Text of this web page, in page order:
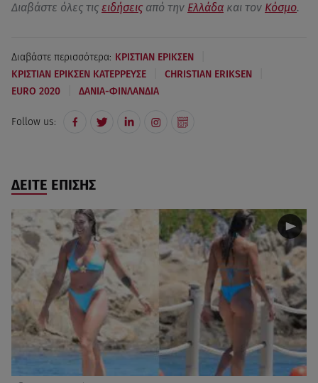
Διαβάστε όλες τις ειδήσεις από την Ελλάδα και τον Κόσμο.
Διαβάστε περισσότερα: ΚΡΙΣΤΙΑΝ ΕΡΙΚΣΕΝ
ΚΡΙΣΤΙΑΝ ΕΡΙΚΣΕΝ ΚΑΤΕΡΡΕΥΣΕ CHRISTIAN ERIKSEN
EURO 2020 ΔΑΝΙΑ-ΦΙΝΛΑΝΔΙΑ
Follow us:
ΔΕΙΤΕ ΕΠΙΣΗΣ